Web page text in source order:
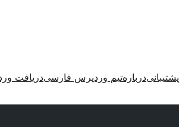
پشتیبانیدربارهتیم وردپرس فارسیدریافت